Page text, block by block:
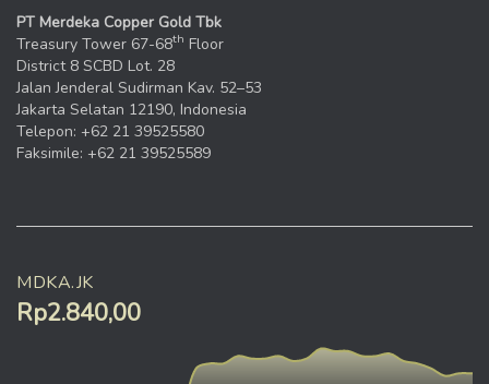
PT Merdeka Copper Gold Tbk
Treasury Tower 67-68th Floor
District 8 SCBD Lot. 28
Jalan Jenderal Sudirman Kav. 52–53
Jakarta Selatan 12190, Indonesia
Telepon: +62 21 39525580
Faksimile: +62 21 39525589
MDKA.JK
Rp2.840,00